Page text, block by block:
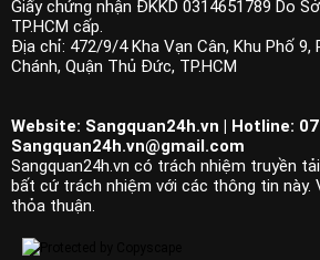
Giấy chứng nhận ĐKKD 0314651789 Do
TP.HCM cấp.
Địa chỉ: 472/9/4 Kha Vạn Cân, Khu Phố 9,
Chánh, Quận Thủ Đức, TP.HCM
Website: Sangquan24h.vn | Hotline:
Sangquan24h.vn@gmail.com
Sangquan24h.vn có trách nhiệm truyền
bất cứ trách nhiệm với các thông tin này.
thỏa thuận.